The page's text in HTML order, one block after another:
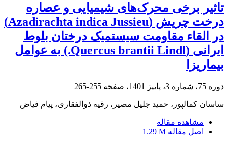
تاثیر برخی محرک‌های شیمیایی و عصاره
درخت چریش (Azadirachta indica Jussieu)
در القاء مقاومت سیستمیک درختان بلوط
ایرانی (Quercus brantii Lindl.) به عوامل
بیماریزا
دوره 75، شماره 3، پاییز 1401، صفحه 255-265
ساسان کمالپور، حمید جلیل مصیر، رقیه ذوالفقاری، پیام فیاض
مشاهده مقاله
اصل مقاله 1.29 M